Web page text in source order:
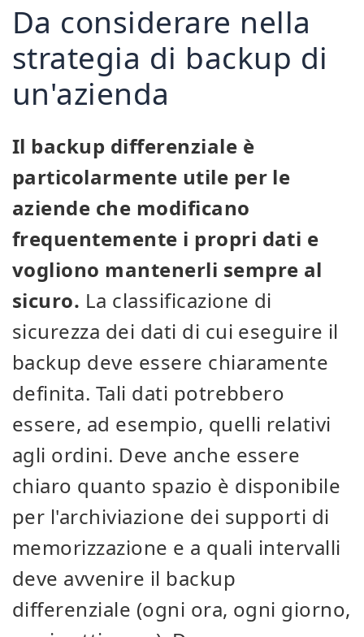
Da considerare nella
strategia di backup di
un'azienda
Il backup differenziale è
particolarmente utile per le
aziende che modificano
frequentemente i propri dati e
vogliono mantenerli sempre al
sicuro. La classificazione di
sicurezza dei dati di cui eseguire il
backup deve essere chiaramente
definita. Tali dati potrebbero
essere, ad esempio, quelli relativi
agli ordini. Deve anche essere
chiaro quanto spazio è disponibile
per l'archiviazione dei supporti di
memorizzazione e a quali intervalli
deve avvenire il backup
differenziale (ogni ora, ogni giorno,